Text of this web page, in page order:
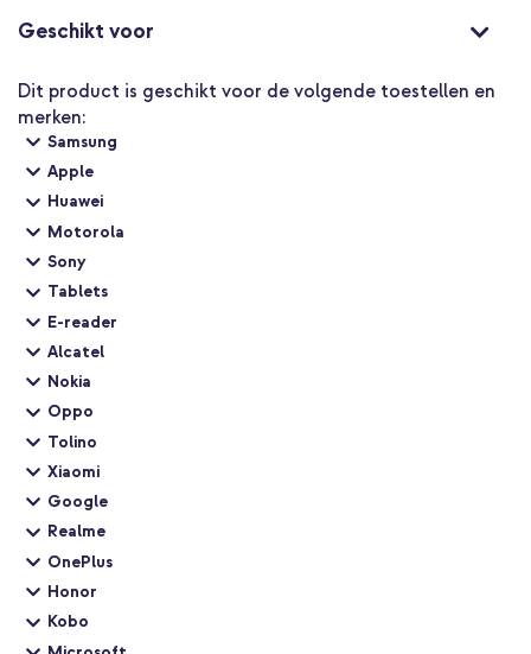
Strak en minimalistisch design dat past in elke omgeving
Inclusief 1 jaar garantie
Wil je snel weer door met je dag zonder lege batterij? Kies voor
deze compacte en krachtige Belkin oplader en ervaar het gemak
Geschikt voor
Dit product is geschikt voor de volgende toestellen en
merken:
Samsung
Apple
Huawei
Motorola
Sony
Tablets
E-reader
Alcatel
Nokia
Oppo
Tolino
Xiaomi
Google
Realme
OnePlus
Honor
Kobo